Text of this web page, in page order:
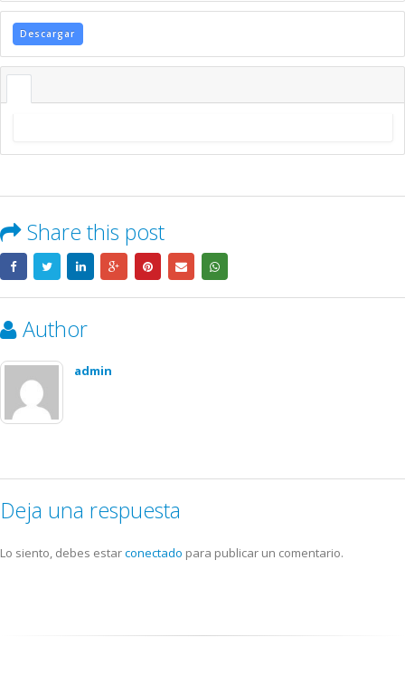
Descargar
Share this post
Author
admin
Deja una respuesta
Lo siento, debes estarconectado para publicar un comentario.